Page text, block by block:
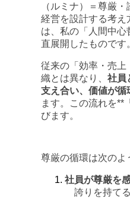
（ルミナ）＝尊厳
経営を設計する考え
は、私の「人間中
直展開したものです
従来の「効率・売上
織とは異なり、 社員
支え合い、価値が循
ます。この流れを**
びます。
尊厳の循環は次のよ
社員が尊厳を
誇りを持て